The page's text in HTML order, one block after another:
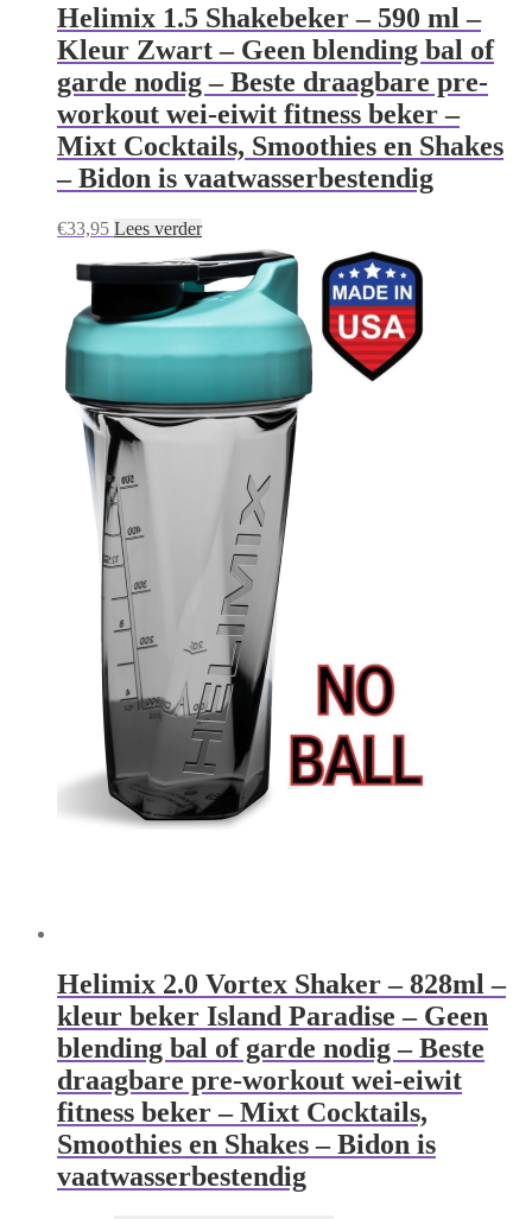
Helimix 1.5 Shakebeker – 590 ml –
Kleur Zwart – Geen blending bal of
garde nodig – Beste draagbare pre-
workout wei-eiwit fitness beker –
Mixt Cocktails, Smoothies en Shakes
– Bidon is vaatwasserbestendig
€33,95 Lees verder
Helimix 2.0 Vortex Shaker – 828ml –
kleur beker Island Paradise – Geen
blending bal of garde nodig – Beste
draagbare pre-workout wei-eiwit
fitness beker – Mixt Cocktails,
Smoothies en Shakes – Bidon is
vaatwasserbestendig